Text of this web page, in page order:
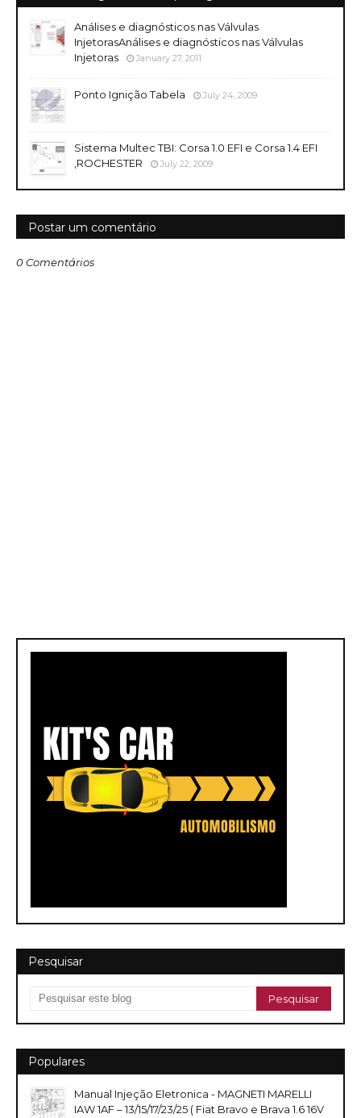
Análises e diagnósticos nas Válvulas
InjetorasAnálises e diagnósticos nas Válvulas
Injetoras
January 27, 2011
Ponto Ignição Tabela July 24, 2009
Sistema Multec TBI: Corsa 1.0 EFI e Corsa 1.4 EFI
,ROCHESTER
July 22, 2009
Postar um comentário
0 Comentários
Pesquisar
Populares
Manual Injeção Eletronica - MAGNETI MARELLI
IAW 1AF – 13/15/17/23/25 ( Fiat Bravo e Brava 1.6 16V